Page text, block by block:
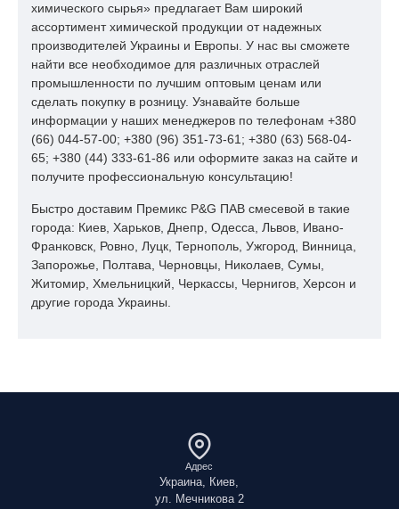
химического сырья» предлагает Вам широкий
ассортимент химической продукции от надежных
производителей Украины и Европы. У нас вы сможете
найти все необходимое для различных отраслей
промышленности по лучшим оптовым ценам или
сделать покупку в розницу. Узнавайте больше
информации у наших менеджеров по телефонам +380
(66) 044-57-00; +380 (96) 351-73-61; +380 (63) 568-04-
65; +380 (44) 333-61-86 или оформите заказ на сайте и
получите профессиональную консультацию!
Быстро доставим Премикс P&G ПАВ смесевой в такие
города: Киев, Харьков, Днепр, Одесса, Львов, Ивано-
Франковск, Ровно, Луцк, Тернополь, Ужгород, Винница,
Запорожье, Полтава, Черновцы, Николаев, Сумы,
Житомир, Хмельницкий, Черкассы, Чернигов, Херсон и
другие города Украины.
Адрес
Украина, Киев,
ул. Мечникова 2